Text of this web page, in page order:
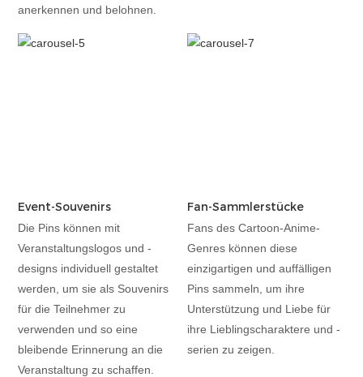
anerkennen und belohnen.
Event-Souvenirs
Die Pins können mit
Veranstaltungslogos und -
designs individuell gestaltet
werden, um sie als Souvenirs
für die Teilnehmer zu
verwenden und so eine
bleibende Erinnerung an die
Veranstaltung zu schaffen.
Fan-Sammlerstücke
Fans des Cartoon-Anime-
Genres können diese
einzigartigen und auffälligen
Pins sammeln, um ihre
Unterstützung und Liebe für
ihre Lieblingscharaktere und -
serien zu zeigen.